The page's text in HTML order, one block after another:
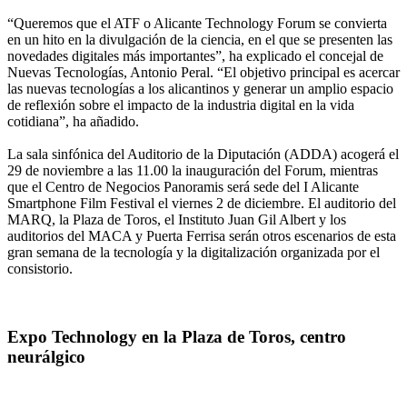
“Queremos que el ATF o Alicante Technology Forum se convierta
en un hito en la divulgación de la ciencia, en el que se presenten las
novedades digitales más importantes”, ha explicado el concejal de
Nuevas Tecnologías, Antonio Peral. “El objetivo principal es acercar
las nuevas tecnologías a los alicantinos y generar un amplio espacio
de reflexión sobre el impacto de la industria digital en la vida
cotidiana”, ha añadido.
La sala sinfónica del Auditorio de la Diputación (ADDA) acogerá el
29 de noviembre a las 11.00 la inauguración del Forum, mientras
que el Centro de Negocios Panoramis será sede del I Alicante
Smartphone Film Festival el viernes 2 de diciembre. El auditorio del
MARQ, la Plaza de Toros, el Instituto Juan Gil Albert y los
auditorios del MACA y Puerta Ferrisa serán otros escenarios de esta
gran semana de la tecnología y la digitalización organizada por el
consistorio.
Expo Technology en la Plaza de Toros, centro
neurálgico